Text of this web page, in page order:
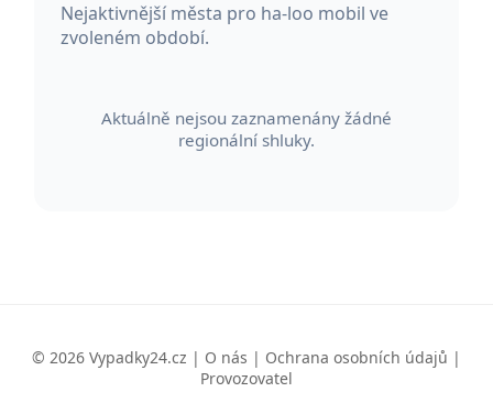
Nejaktivnější města pro ha-loo mobil ve
zvoleném období.
Aktuálně nejsou zaznamenány žádné
regionální shluky.
© 2026 Vypadky24.cz | O nás | Ochrana osobních údajů |
Provozovatel